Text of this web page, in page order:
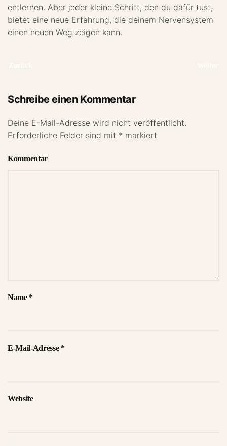
entlernen. Aber jeder kleine Schritt, den du dafür tust,
bietet eine neue Erfahrung, die deinem Nervensystem
einen neuen Weg zeigen kann.
Schreibe einen Kommentar
Deine E-Mail-Adresse wird nicht veröffentlicht.
Erforderliche Felder sind mit * markiert
Kommentar
Name *
E-Mail-Adresse *
Website